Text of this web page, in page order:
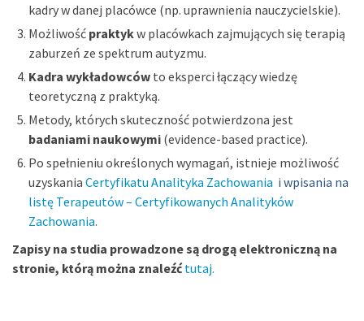
kadry w danej placówce (np. uprawnienia nauczycielskie).
Możliwość praktykw placówkach zajmujących się terapią
zaburzeń ze spektrum autyzmu.
Kadra wykładowców to eksperci łączący wiedzę
teoretyczną z praktyką.
Metody, których skuteczność potwierdzona jest
badaniami naukowymi (evidence-based practice).
Po spełnieniu określonych wymagań, istnieje możliwość
uzyskania Certyfikatu Analityka Zachowania i wpisania na
listę Terapeutów – Certyfikowanych Analityków
Zachowania.
Zapisy na studia prowadzone są drogą elektroniczną na
stronie, którą można znaleźć tutaj.